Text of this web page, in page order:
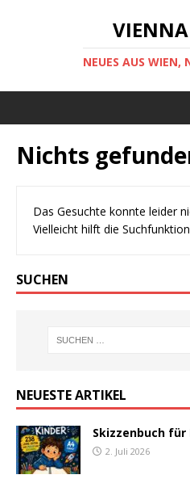
NEUES AUS WIEN,
Nichts
Das Gesuchte konnte leider
Vielleicht hilft die
SUCHEN
NEUESTE ARTIKEL
Skizzenbuch für
2. Juli 2026